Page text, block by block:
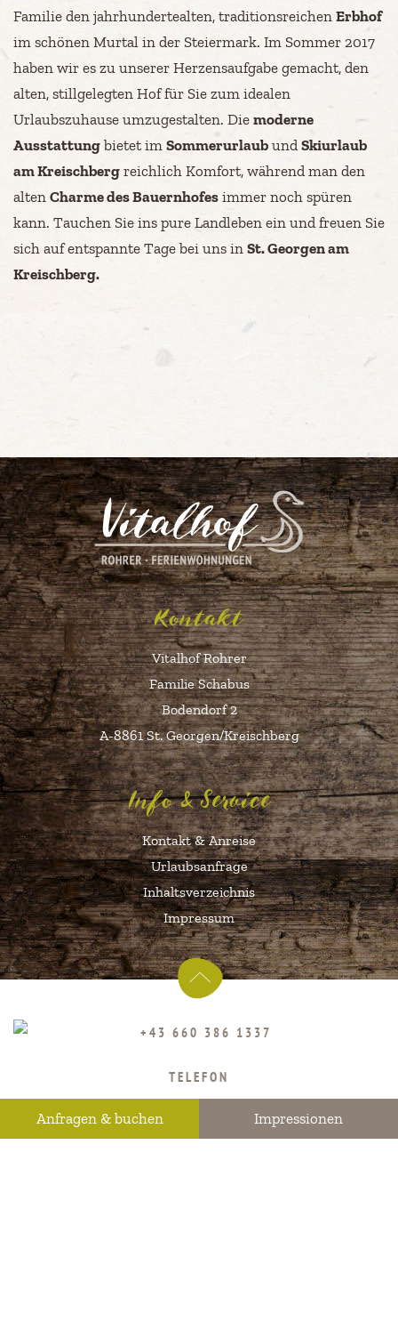
Anfragen & buchen Impressionen
Familie den jahrhundertealten, traditionsreichen Erbhof
im schönen Murtal in der Steiermark. Im Sommer 2017
haben wir es zu unserer Herzensaufgabe gemacht, den
alten, stillgelegten Hof für Sie zum idealen
Urlaubszuhause umzugestalten. Die moderne
Ausstattung bietet im Sommerurlaub und Skiurlaub
am Kreischberg reichlich Komfort, während man den
alten Charme des Bauernhofes immer noch spüren
kann. Tauchen Sie ins pure Landleben ein und freuen Sie
sich auf entspannte Tage bei uns in St. Georgen am
Kreischberg.
Kontakt
Vitalhof Rohrer
Familie Schabus
Bodendorf 2
A-8861 St. Georgen/Kreischberg
Info & Service
Kontakt & Anreise
Urlaubsanfrage
Inhaltsverzeichnis
Impressum
TELEFON
+43 660 386 1337